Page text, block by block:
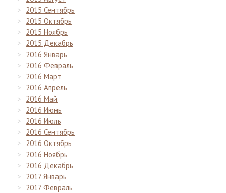
2015 Сентябрь
2015 Октябрь
2015 Ноябрь
2015 Декабрь
2016 Январь
2016 Февраль
2016 Март
2016 Апрель
2016 Май
2016 Июнь
2016 Июль
2016 Сентябрь
2016 Октябрь
2016 Ноябрь
2016 Декабрь
2017 Январь
2017 Февраль